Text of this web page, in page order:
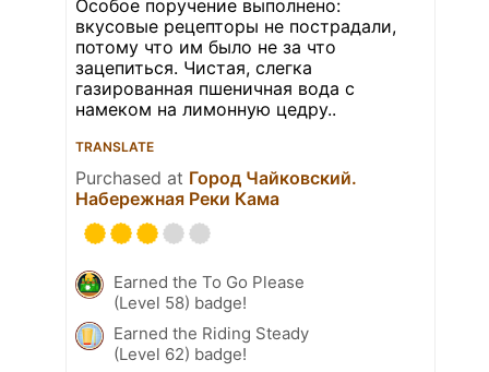
Особое поручение выполнено:
вкусовые рецепторы не пострадали,
потому что им было не за что
зацепиться. Чистая, слегка
газированная пшеничная вода с
намеком на лимонную цедру..
TRANSLATE
Purchased at Город Чайковский.
Набережная Реки Кама
Earned the To Go Please
(Level 58) badge!
Earned the Riding Steady
(Level 62) badge!